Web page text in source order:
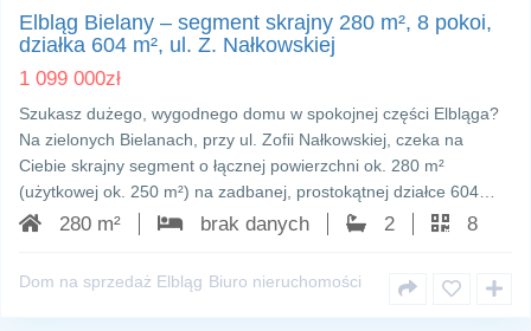
Elbląg Bielany – segment skrajny 280 m², 8 pokoi,
działka 604 m², ul. Z. Nałkowskiej
1 099 000zł
Szukasz dużego, wygodnego domu w spokojnej części Elbląga?
Na zielonych Bielanach, przy ul. Zofii Nałkowskiej, czeka na
Ciebie skrajny segment o łącznej powierzchni ok. 280 m²
(użytkowej ok. 250 m²) na zadbanej, prostokątnej działce 604…
280 m² brak danych 2 8
Dom na sprzedaż Elbląg Biuro nieruchomości